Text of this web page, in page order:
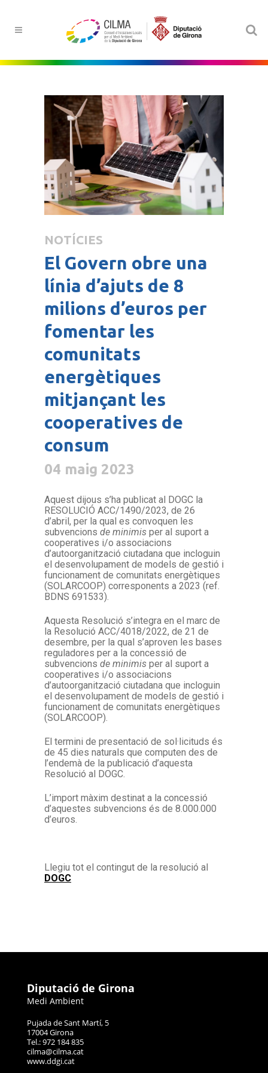
NOTÍCIES
El Govern obre una
línia d’ajuts de 8
milions d’euros per
fomentar les
comunitats
energètiques
mitjançant les
cooperatives de
consum
04 maig 2023
Aquest dijous s’ha publicat al DOGC la
RESOLUCIÓ ACC/1490/2023, de 26
d’abril, per la qual es convoquen les
subvencions de minimis per al suport a
cooperatives i/o associacions
d’autoorganització ciutadana que incloguin
el desenvolupament de models de gestió i
funcionament de comunitats energètiques
(SOLARCOOP) corresponents a 2023 (ref.
BDNS 691533).
Aquesta Resolució s’integra en el marc de
la Resolució ACC/4018/2022, de 21 de
desembre, per la qual s’aproven les bases
reguladores per a la concessió de
subvencions de minimis per al suport a
cooperatives i/o associacions
d’autoorganització ciutadana que incloguin
el desenvolupament de models de gestió i
funcionament de comunitats energètiques
(SOLARCOOP).
El termini de presentació de sol·licituds és
de 45 dies naturals que computen des de
l’endemà de la publicació d’aquesta
Resolució al DOGC.
L’import màxim destinat a la concessió
d’aquestes subvencions és de 8.000.000
d’euros.
Llegiu tot el contingut de la resolució al
DOGC
Diputació de Girona
Medi Ambient
Pujada de Sant Martí, 5
17004 Girona
Tel.: 972 184 835
cilma@cilma.cat
www.ddgi.cat